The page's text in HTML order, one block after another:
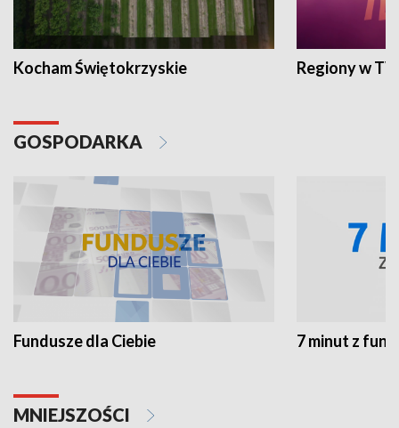
Kocham Świętokrzyskie Regiony w
GOSPODARKA
Fundusze dla Ciebie 7 minut z
MNIEJSZOŚCI